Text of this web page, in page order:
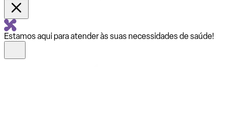
Estamos aqui para atender às suas necessidades de saúde!